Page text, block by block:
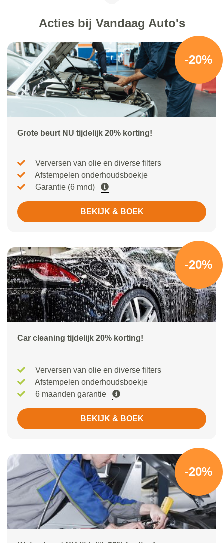
Acties bij Vandaag Auto's
-20%
Grote beurt NU tijdelijk 20% korting!
Verversen van olie en diverse filters
Afstempelen onderhoudsboekje
Garantie (6 mnd)
BEKIJK & BOEK
-20%
Car cleaning tijdelijk 20% korting!
Verversen van olie en diverse filters
Afstempelen onderhoudsboekje
6 maanden garantie
BEKIJK & BOEK
-20%